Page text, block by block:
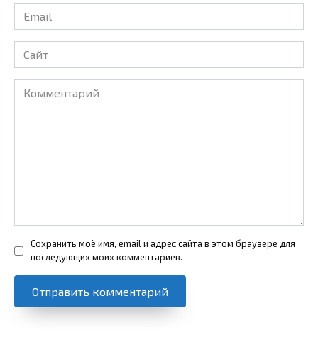
Email
*
Сайт
Комментарий
Сохранить моё имя, email и адрес сайта в этом браузере для
последующих моих комментариев.